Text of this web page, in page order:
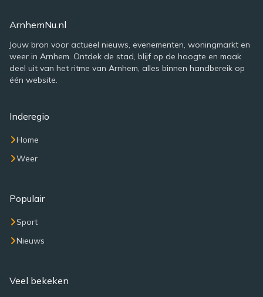
ArnhemNu.nl
Jouw bron voor actueel nieuws, evenementen, woningmarkt en
weer in Arnhem. Ontdek de stad, blijf op de hoogte en maak
deel uit van het ritme van Arnhem, alles binnen handbereik op
één website.
Inderegio
Home
Weer
Populair
Sport
Nieuws
Veel bekeken